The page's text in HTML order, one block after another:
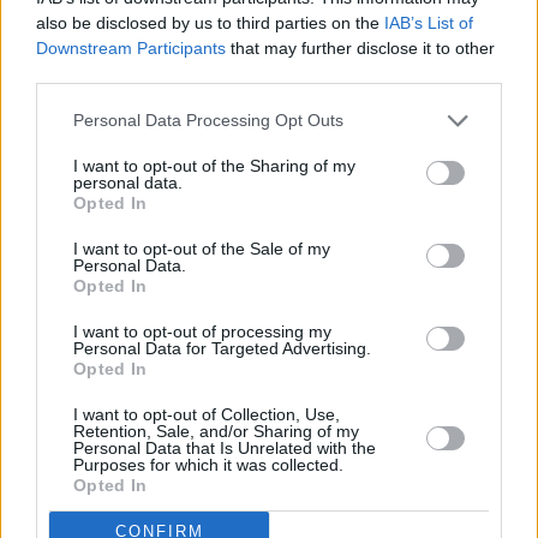
also be disclosed by us to third parties on the IAB’s List of
Downstream Participants that may further disclose it to other
Personal Data Processing Opt Outs
I want to opt-out of the Sharing of my
personal data.
Opted In
I want to opt-out of the Sale of my
Personal Data.
Opted In
I want to opt-out of processing my
Personal Data for Targeted Advertising.
Opted In
I want to opt-out of Collection, Use,
Retention, Sale, and/or Sharing of my
Personal Data that Is Unrelated with the
Purposes for which it was collected.
Opted In
CONFIRM
multifunción SPY 1-D asociado, le aportan gran
fuego, necesarias para combatirlas. Al respecto, se
matiza que es la primera vez que este tipo de radar
se instala en una fragata, habiendo sido
únicamente instalado anteriormente en cruceros o
destructores.
Además esta clase de buques tienen la capacidad
de llevar un helicóptero embarcado, el LAMPS MK-
II, que está dotado de modernos sensores y armas
que permiten la detección y, en su caso, el ataque a
buques de superficie y submarinos por fuera del
alcance de los sensores del buque.